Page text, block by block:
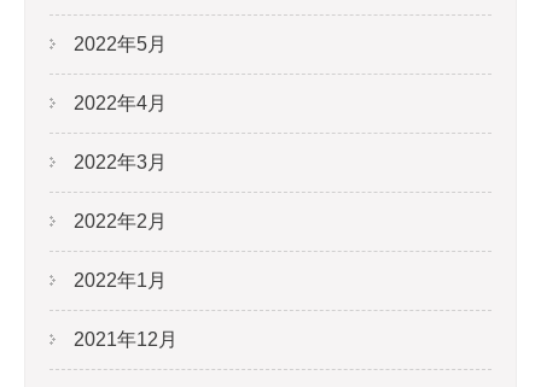
2022年5月
2022年4月
2022年3月
2022年2月
2022年1月
2021年12月